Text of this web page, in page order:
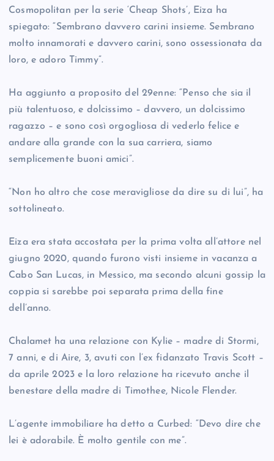
Cosmopolitan per la serie ‘Cheap Shots’, Eiza ha
spiegato: “Sembrano davvero carini insieme. Sembrano
molto innamorati e davvero carini, sono ossessionata da
loro, e adoro Timmy”.
Ha aggiunto a proposito del 29enne: “Penso che sia il
più talentuoso, e dolcissimo – davvero, un dolcissimo
ragazzo – e sono così orgogliosa di vederlo felice e
andare alla grande con la sua carriera, siamo
semplicemente buoni amici”.
“Non ho altro che cose meravigliose da dire su di lui”, ha
sottolineato.
Eiza era stata accostata per la prima volta all’attore nel
giugno 2020, quando furono visti insieme in vacanza a
Cabo San Lucas, in Messico, ma secondo alcuni gossip la
coppia si sarebbe poi separata prima della fine
dell’anno.
Chalamet ha una relazione con Kylie – madre di Stormi,
7 anni, e di Aire, 3, avuti con l’ex fidanzato Travis Scott –
da aprile 2023 e la loro relazione ha ricevuto anche il
benestare della madre di Timothee, Nicole Flender.
L’agente immobiliare ha detto a Curbed: “Devo dire che
lei è adorabile. È molto gentile con me”.